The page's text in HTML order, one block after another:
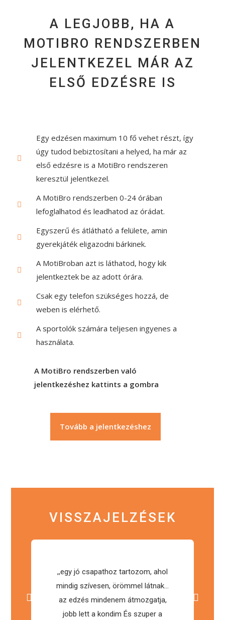
A LEGJOBB, HA A
MOTIBRO RENDSZERBEN
JELENTKEZEL MÁR AZ
ELSŐ EDZÉSRE IS
Egy edzésen maximum 10 fő vehet részt, így
úgy tudod bebiztosítani a helyed, ha már az
első edzésre is a MotiBro rendszeren
keresztül jelentkezel.
A MotiBro rendszerben 0-24 órában
lefoglalhatod és leadhatod az órádat.
Egyszerű és átlátható a felülete, amin
gyerekjáték eligazodni bárkinek.
A MotiBroban azt is láthatod, hogy kik
jelentkeztek be az adott órára.
Csak egy telefon szükséges hozzá, de
weben is elérhető.
A sportolók számára teljesen ingyenes a
használata.
A MotiBro rendszerben való
jelentkezéshez kattints a gombra
Tovább a jelentkezéshez
VISSZAJELZÉSEK
,,egy jó csapathoz tartozom, ahol
mindig szívesen, örömmel látnak…
az edzés mindenem átmozgatja,
jobb lett a kondim És szuper a